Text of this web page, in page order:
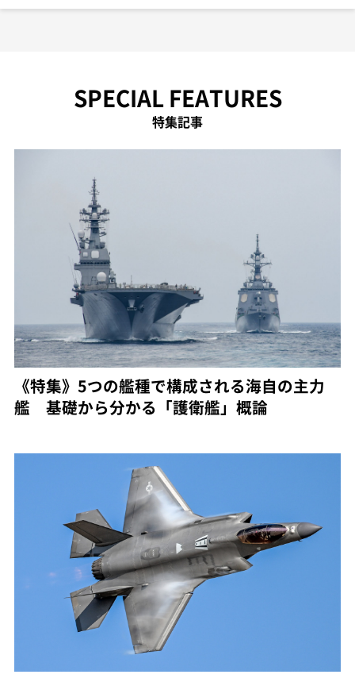
SPECIAL FEATURES
特集記事
《特集》5つの艦種で構成される海自の主力
艦 基礎から分かる「護衛艦」概論